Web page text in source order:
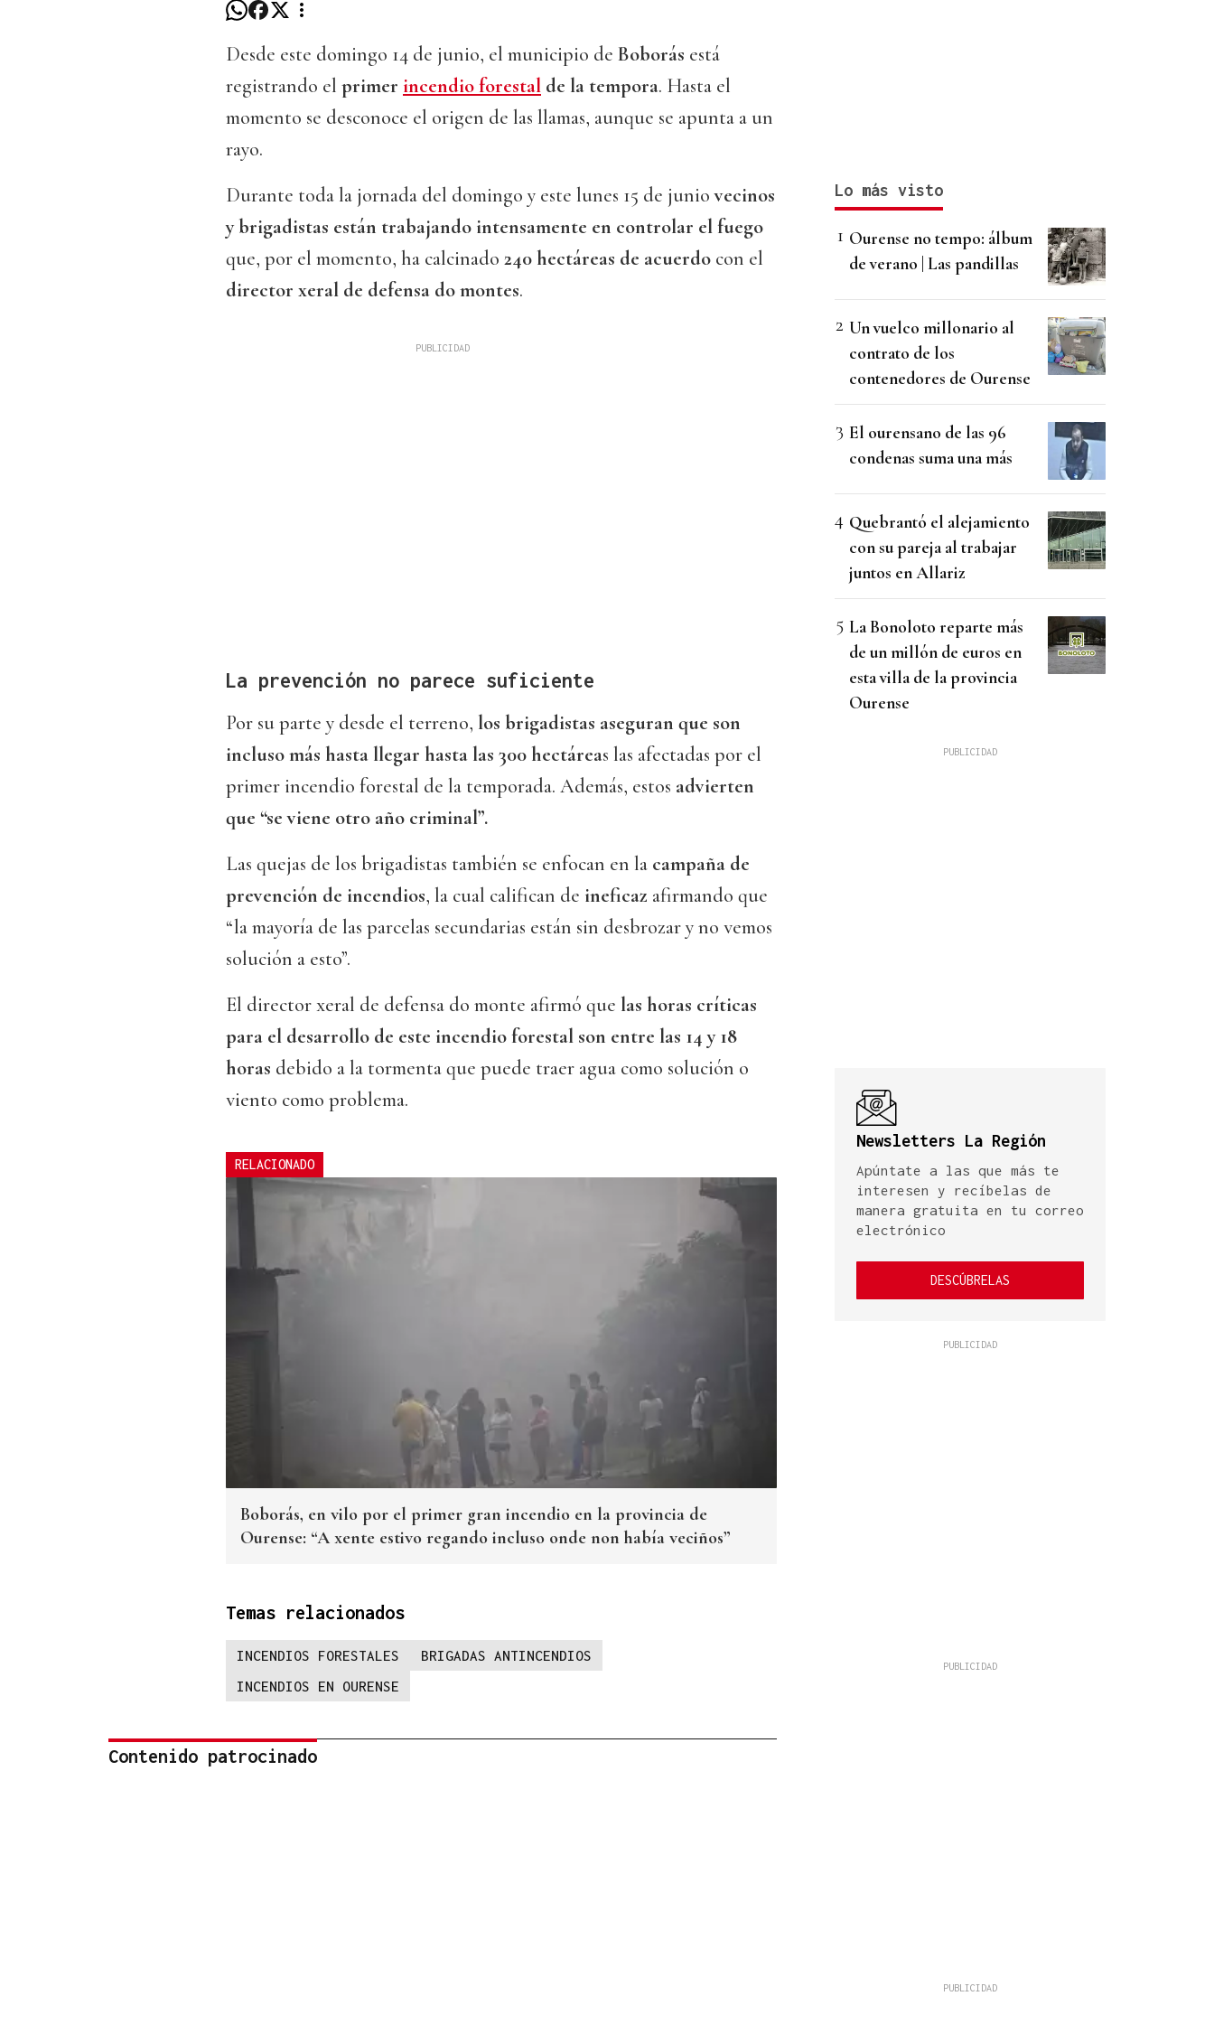
Desde este domingo 14 de junio, el municipio de Boborás está
registrando el primer incendio forestal de la tempora. Hasta el
momento se desconoce el origen de las llamas, aunque se apunta a un
rayo.
Durante toda la jornada del domingo y este lunes 15 de juniovecinos
y brigadistas están trabajando intensamente en controlar el fuego
que, por el momento, ha calcinado 240 hectáreas de acuerdo con el
director xeral de defensa do montes.
La prevención no parece suficiente
Por su parte y desde el terreno, los brigadistas aseguran que son
incluso más hasta llegar hasta las 300 hectáreas las afectadas por el
primer incendio forestal de la temporada. Además, estos advierten
que “se viene otro año criminal”.
Las quejas de los brigadistas también se enfocan en la campaña de
prevención de incendios, la cual califican de ineficaz afirmando que
“la mayoría de las parcelas secundarias están sin desbrozar y no vemos
solución a esto”.
El director xeral de defensa do monte afirmó que las horas críticas
para el desarrollo de este incendio forestal son entre las 14 y 18
horas debido a la tormenta que puede traer agua como solución o
viento como problema.
RELACIONADO
Boborás, en vilo por el primer gran incendio en la provincia de
Ourense: “A xente estivo regando incluso onde non había veciños”
Temas relacionados
INCENDIOS FORESTALES
BRIGADAS ANTINCENDIOS
INCENDIOS EN OURENSE
Contenido patrocinado
Lo más visto
Ourense no tempo: álbum
de verano | Las pandillas
Un vuelco millonario al
contrato de los
contenedores de Ourense
El ourensano de las 96
condenas suma una más
Quebrantó el alejamiento
con su pareja al trabajar
juntos en Allariz
La Bonoloto reparte más
de un millón de euros en
esta villa de la provincia
Ourense
Newsletters La Región
Apúntate a las que más te
interesen y recíbelas de
manera gratuita en tu correo
electrónico
DESCÚBRELAS